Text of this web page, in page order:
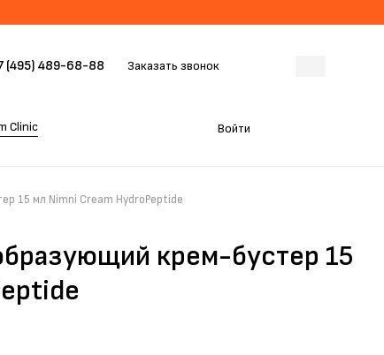
(495) 489-68-88 Заказать звонок
Clinic Войти
15 мл Nimni Cream HydroPeptide
крем-бустер 15